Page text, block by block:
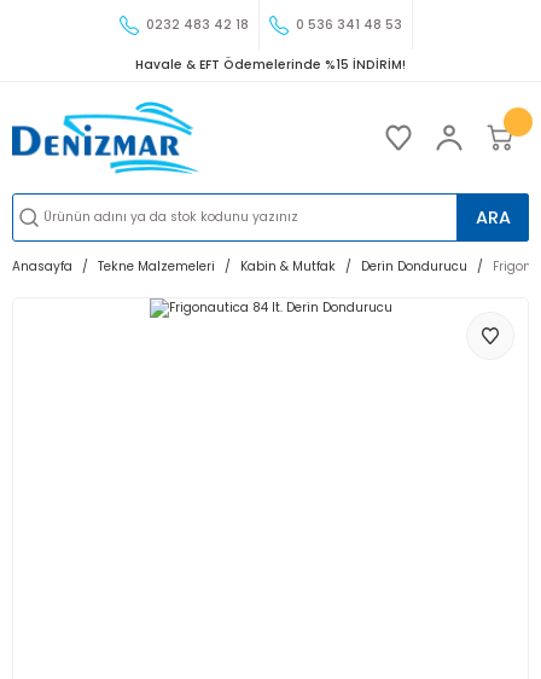
0232 483 42 18 0 536 341 48 53
Havale & EFT Ödemelerinde %15 İNDİRİM!
ARA
Anasayfa Tekne Malzemeleri Kabin & Mutfak Derin Dondurucu